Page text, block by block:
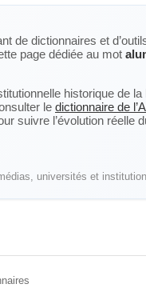
de dictionnaires et
page dédiée au mot
historique de
le dictionnaire de
suivre l’évolution réelle
universités et